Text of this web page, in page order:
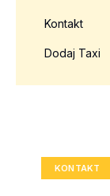
Kontakt
Dodaj Taxi
KONTAKT